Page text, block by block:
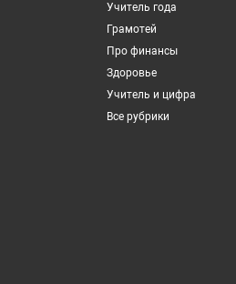
Учитель года
Грамотей
Про финансы
Здоровье
Учитель и цифра
Все рубрики